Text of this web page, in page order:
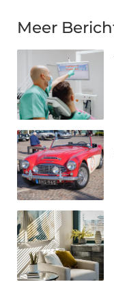
Meer